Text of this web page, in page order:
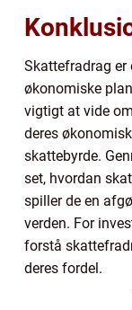
Skattefradrag er
økonomiske
vigtigt at vide
deres
skattebyrde.
set, hvordan
spiller de en
verden. For
forstå
deres fordel.